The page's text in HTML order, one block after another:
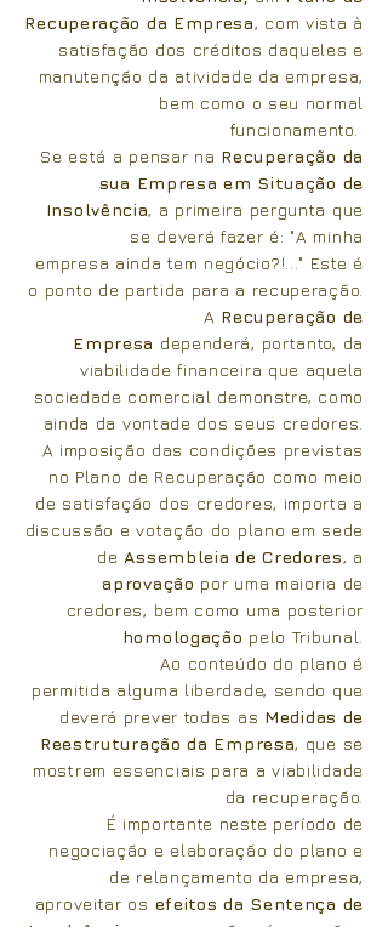
Recuperação da Empresa, com vista à
satisfação dos créditos daqueles e
manutenção da atividade da empresa,
bem como o seu normal
funcionamento.
Se está a pensar na Recuperação da
sua Empresa em Situação de
Insolvência, a primeira pergunta que
se deverá fazer é: "A minha
empresa ainda tem negócio?!..." Este é
o ponto de partida para a recuperação
A Recuperação de
Empresa dependerá, portanto, da
viabilidade financeira que aquela
sociedade comercial demonstre, como
ainda da vontade dos seus credores.
A imposição das condições previstas
no Plano de Recuperação como meio
de satisfação dos credores, importa a
discussão e votação do plano em sede
de Assembleia de Credores, a
aprovação por uma maioria de
credores, bem como uma posterior
homologação pelo Tribunal.
Ao conteúdo do plano é
permitida alguma liberdade, sendo que
deverá prever todas as Medidas de
Reestruturação da Empresa, que se
mostrem essenciais para a viabilidade
da recuperação.
É importante neste período de
negociação e elaboração do plano e
de relançamento da empresa,
aproveitar os efeitos da Sentença de